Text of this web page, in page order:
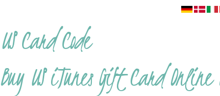
USCard Code
Buy US iTunes Gift Card